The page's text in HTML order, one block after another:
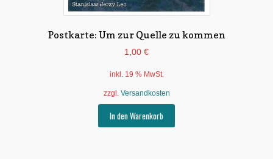
Postkarte: Um zur Quelle zu kommen
1,00 €
inkl. 19 % MwSt.
zzgl. Versandkosten
In den Warenkorb